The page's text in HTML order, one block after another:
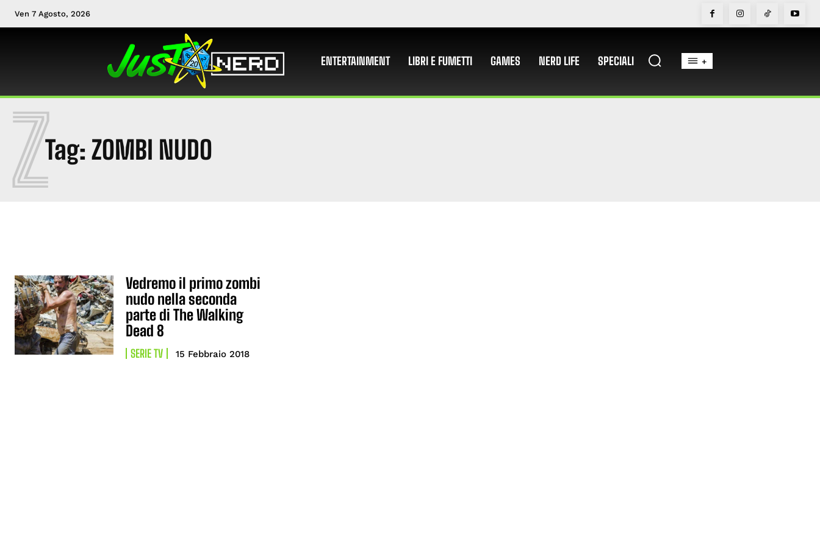
Ven 7 Agosto, 2026
ENTERTAINMENT LIBRI E FUMETTI GAMES NERD LIFE SPECIALI +
Tag: ZOMBI NUDO
Z
Vedremo il primo zombi
nudo nella seconda
parte di The Walking
Dead 8
SERIE TV 15 Febbraio 2018